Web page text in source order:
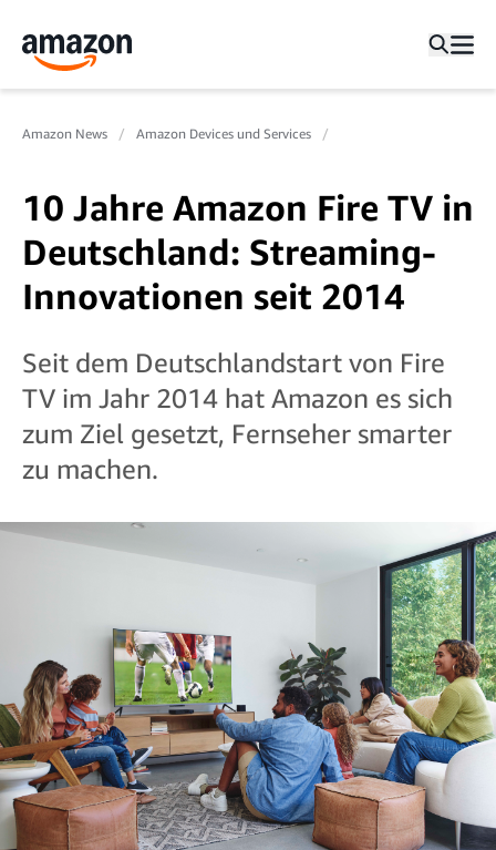
Amazon News Amazon Devices und Services
10 Jahre Amazon Fire TV in
Deutschland: Streaming-
Innovationen seit 2014
Seit dem Deutschlandstart von Fire
TV im Jahr 2014 hat Amazon es sich
zum Ziel gesetzt, Fernseher smarter
zu machen.